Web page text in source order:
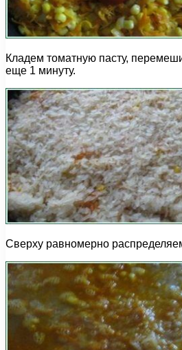
Кладем томатную пасту,
еще 1 минуту.
Сверху равномерно